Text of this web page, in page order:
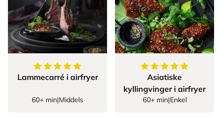
5av5stjerner
Lammecarré i airfryer
60+ min|Middels
5av5stjerner
Asiatiske
kyllingvinger i airfryer
60+ min|Enkel